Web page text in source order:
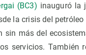
(BC3) inauguró la
la crisis del
más del
servicios. También